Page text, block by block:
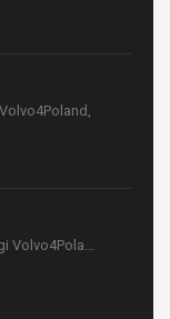
Volvo4Pola...